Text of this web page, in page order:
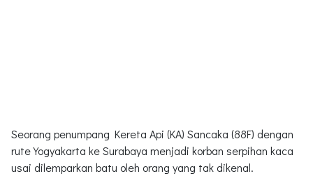
Seorang penumpang Kereta Api (KA) Sancaka (88F) dengan
rute Yogyakarta ke Surabaya menjadi korban serpihan kaca
usai dilemparkan batu oleh orang yang tak dikenal.